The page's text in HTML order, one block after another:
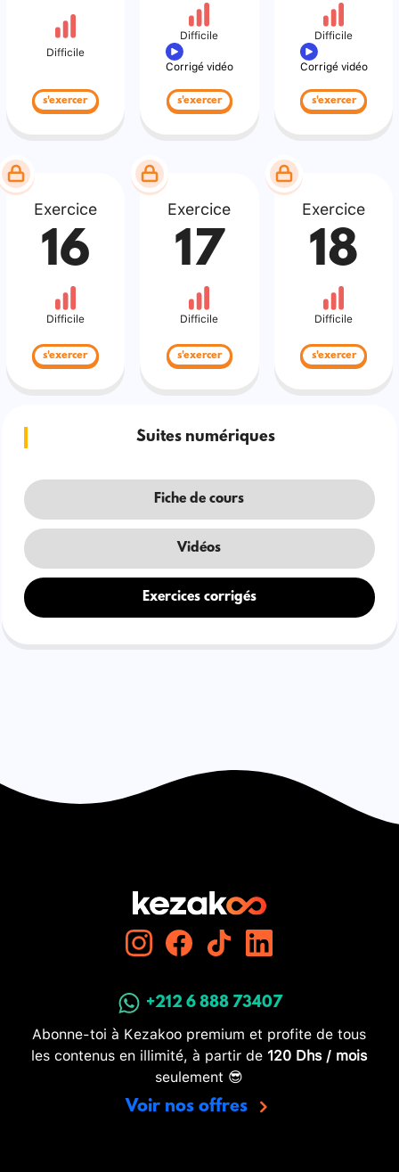
Difficile
s'exercer
Difficile
Corrigé vidéo
s'exercer
Difficile
Corrigé vidéo
s'exercer
Exercice
16
Difficile
s'exercer
Exercice
17
Difficile
s'exercer
Exercice
18
Difficile
s'exercer
Suites numériques
Fiche de cours
Vidéos
Exercices corrigés
+212 6 888 73407
Abonne-toi à Kezakoo premium et profite de tous
les contenus en illimité, à partir de 120 Dhs / mois
seulement 😎
Voir nos offres